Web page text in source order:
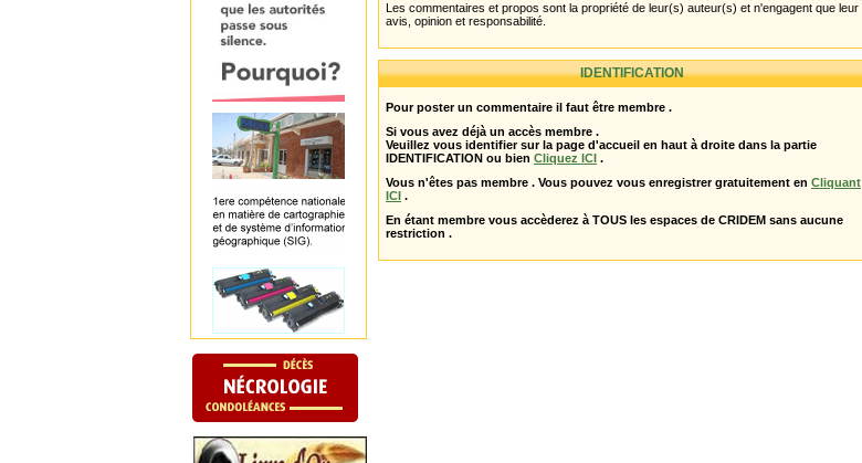
Les commentaires et propos sont la propriété de leur(s) auteur(s) et n'engagent que leur
avis, opinion et responsabilité.
IDENTIFICATION
Pour poster un commentaire il faut être membre .
Si vous avez déjà un accès membre .
Veuillez vous identifier sur la page d'accueil en haut à droite dans la partie
IDENTIFICATION ou bien Cliquez ICI .
Vous n'êtes pas membre . Vous pouvez vous enregistrer gratuitement en Cliquant
ICI .
En étant membre vous accèderez à TOUS les espaces de CRIDEM sans aucune
restriction .